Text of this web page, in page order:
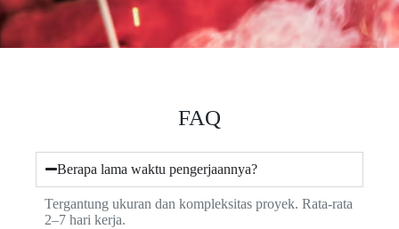
FAQ
Berapa lama waktu pengerjaannya?
Tergantung ukuran dan kompleksitas proyek. Rata-rata
2–7 hari kerja.